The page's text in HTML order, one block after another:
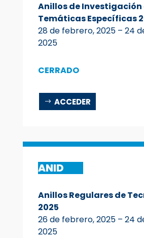
Anillos de Investigación
Temáticas Específicas
28 de febrero, 2025 – 24
2025
CERRADO
ACCEDER
ANID
Anillos Regulares de
2025
26 de febrero, 2025 – 24
2025